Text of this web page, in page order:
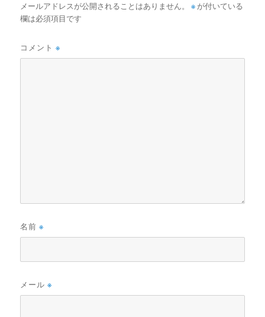
メールアドレスが公開されることはありません。 ※ が付いている
欄は必須項目です
コメント※
名前※
メール※